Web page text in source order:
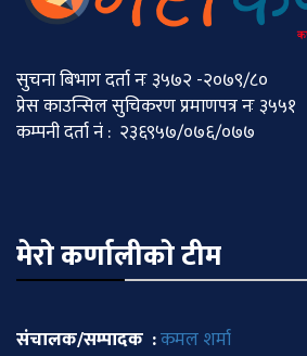
सुचना बिभाग दर्ता नः ३५७२ -२०७९/८०
प्रेस काउन्सिल सुचिकरण प्रमाणपत्र नः ३५५१
कम्पनी दर्ता नं : २३६९५७/०७६/०७७
मेराे कर्णालीकाे टीम
संचालक/सम्पादक :कमल शर्मा